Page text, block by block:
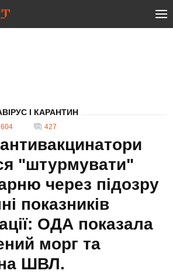
І КАРАНТИН
427
"штурмувати"
через підозру
показників
ОДА показала
морг та
на ШВЛ.